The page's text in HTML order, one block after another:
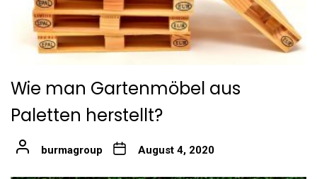
Wie man Gartenmöbel aus
Paletten herstellt?
burmagroup August 4, 2020